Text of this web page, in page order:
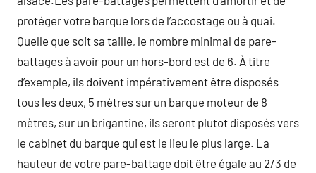
protéger votre barque lors de l’accostage ou à quai.
Quelle que soit sa taille, le nombre minimal de pare-
battages à avoir pour un hors-bord est de 6. À titre
d’exemple, ils doivent impérativement être disposés
tous les deux, 5 mètres sur un barque moteur de 8
mètres, sur un brigantine, ils seront plutot disposés vers
le cabinet du barque qui est le lieu le plus large. La
hauteur de votre pare-battage doit être égale au 2/3 de